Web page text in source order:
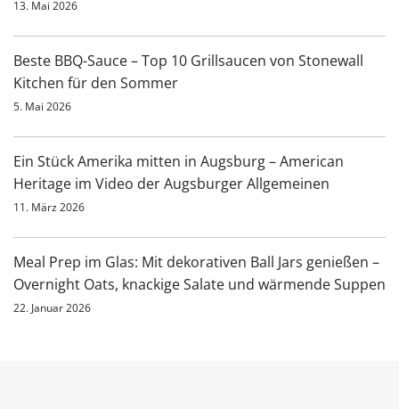
13. Mai 2026
Beste BBQ-Sauce – Top 10 Grillsaucen von Stonewall
Kitchen für den Sommer
5. Mai 2026
Ein Stück Amerika mitten in Augsburg – American
Heritage im Video der Augsburger Allgemeinen
11. März 2026
Meal Prep im Glas: Mit dekorativen Ball Jars genießen –
Overnight Oats, knackige Salate und wärmende Suppen
22. Januar 2026